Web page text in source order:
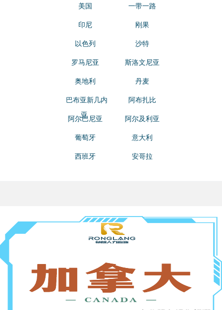
美国 一带一路
印尼 刚果
以色列 沙特
罗马尼亚 斯洛文尼亚
奥地利 丹麦
巴布亚新几内
亚
阿布扎比
阿尔巴尼亚 阿尔及利亚
葡萄牙 意大利
西班牙 安哥拉